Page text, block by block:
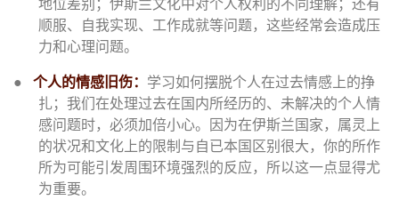
顺服、自我实现、工作成就等问题，这些经常会造成压
力和心理问题。
● 个人的情感旧伤： 学习如何摆脱个人在过去情感上的挣
扎；我们在处理过去在国内所经历的、未解决的个人情
感问题时，必须加倍小心。因为在伊斯兰国家，属灵上
的状况和文化上的限制与自已本国区别很大，你的所作
所为可能引发周围环境强烈的反应，所以这一点显得尤
为重要。